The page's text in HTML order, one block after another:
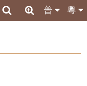
粵
普